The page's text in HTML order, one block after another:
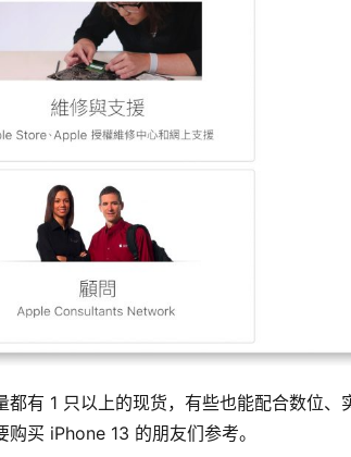
有 1 只以上的现货，有些也能配合数位、
买 iPhone 13 的朋友们参考。